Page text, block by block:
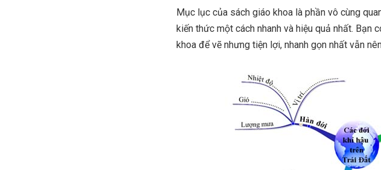
Mục lục của sách giáo khoa là phần vô cùng
kiến thức một cách nhanh và hiệu quả nhất. Bạn
khoa để vẽ nhưng tiện lợi, nhanh gọn nhất vẫn